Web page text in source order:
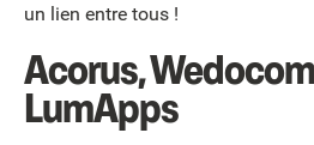
un lien entre tous !
Acorus,
LumApps